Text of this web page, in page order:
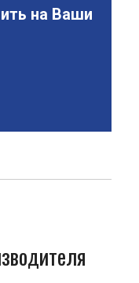
на Ваши